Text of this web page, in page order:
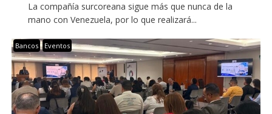
La compañía surcoreana sigue más que nunca de la
mano con Venezuela, por lo que realizará...
Bancos Eventos